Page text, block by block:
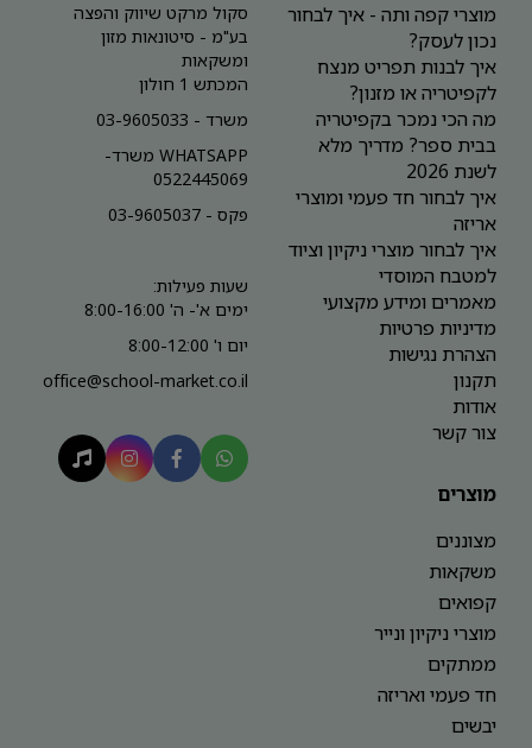
סקול מרקט שיווק והפצה
בע"מ - סיטונאות מזון
ומשקאות
המכתש 1 חולון
משרד - 03-9605033
WHATSAPP משרד-
0522445069
פקס - 03-9605037
שעות פעילות:
ימים א'- ה' 8:00-16:00
יום ו' 8:00-12:00
office@school-market.co.il
מוצרי קפה ותה - איך לבחור
נכון לעסק?
איך לבנות תפריט מנצח
לקפיטריה או מזנון?
מה הכי נמכר בקפיטריה
בבית ספר? מדריך מלא
לשנת 2026
איך לבחור חד פעמי ומוצרי
אריזה
איך לבחור מוצרי ניקיון וציוד
למטבח המוסדי
מאמרים ומידע מקצועי
מדיניות פרטיות
הצהרת נגישות
תקנון
אודות
צור קשר
מוצרים
מצוננים
משקאות
קפואים
מוצרי ניקיון ונייר
ממתקים
חד פעמי ואריזה
יבשים